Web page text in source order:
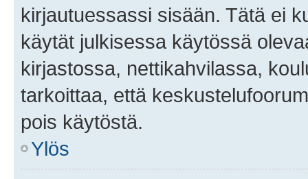
kirjautuessassi sisään. Tätä ei
käytät julkisessa käytössä
kirjastossa, nettikahvilassa,
tarkoittaa, että
pois käytöstä.
Ylös